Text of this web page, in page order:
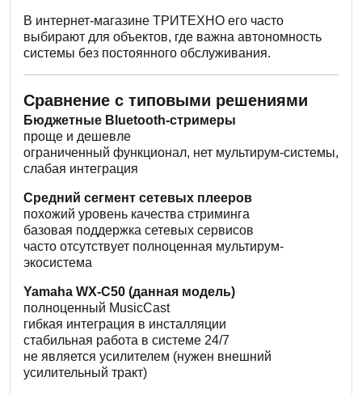
В интернет-магазине ТРИТЕХНО его часто
выбирают для объектов, где важна автономность
системы без постоянного обслуживания.
Сравнение с типовыми решениями
Бюджетные Bluetooth-стримеры
проще и дешевле
ограниченный функционал, нет мультирум-системы,
слабая интеграция
Средний сегмент сетевых плееров
похожий уровень качества стриминга
базовая поддержка сетевых сервисов
часто отсутствует полноценная мультирум-
экосистема
Yamaha WX-C50 (данная модель)
полноценный MusicCast
гибкая интеграция в инсталляции
стабильная работа в системе 24/7
не является усилителем (нужен внешний
усилительный тракт)